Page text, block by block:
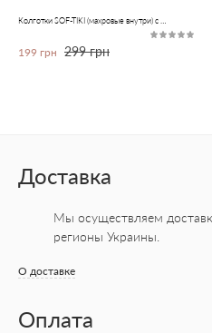
199 грн 299 грн
Доставка
Мы осуществляем
регионы Украины.
О доставке
Оплата